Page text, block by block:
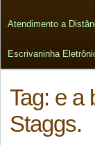
Atendimento a
Escrivaninha
Tag: e a
Staggs.